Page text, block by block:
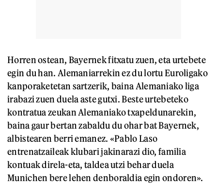
Horren ostean, Bayernek fitxatu zuen, eta urtebete
egin du han. Alemaniarrekin ez du lortu Euroligako
kanporaketetan sartzerik, baina Alemaniako liga
irabazi zuen duela aste gutxi. Beste urtebeteko
kontratua zeukan Alemaniako txapeldunarekin,
baina gaur bertan zabaldu du ohar bat Bayernek,
albistearen berri emanez. «Pablo Laso
entrenatzaileak klubari jakinarazi dio, familia
kontuak direla-eta, taldea utzi behar duela
Munichen bere lehen denboraldia egin ondoren».